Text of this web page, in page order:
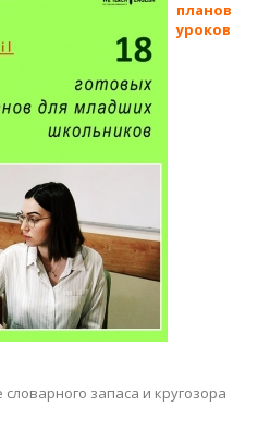
планов
уроков
запаса и кругозора